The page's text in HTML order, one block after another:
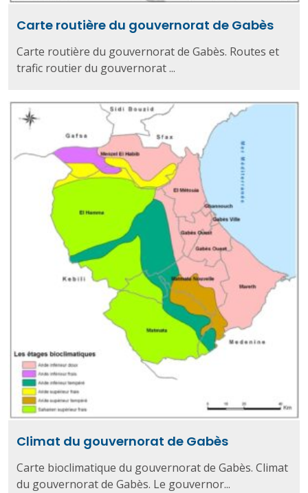
Carte routière du gouvernorat de Gabès
Carte routière du gouvernorat de Gabès. Routes et
trafic routier du gouvernorat ...
Climat du gouvernorat de Gabès
Carte bioclimatique du gouvernorat de Gabès. Climat
du gouvernorat de Gabès. Le gouvernor...